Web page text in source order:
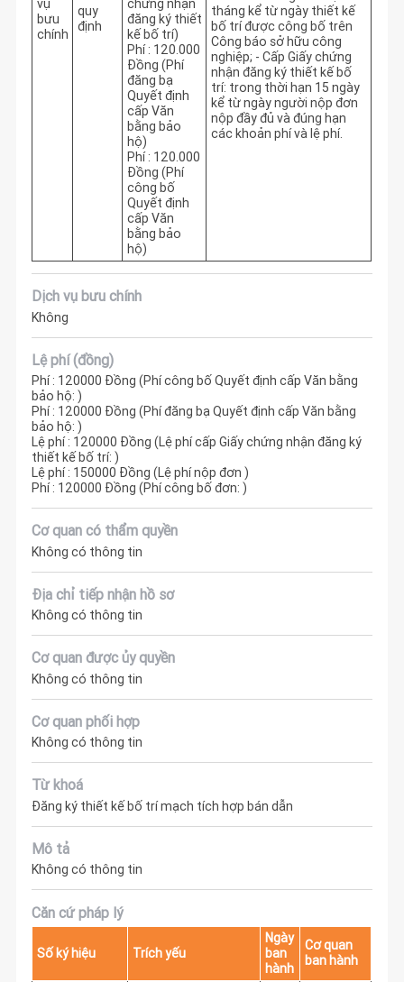
vụ
bưu
chính
quy
định
chứng nhận
đăng ký thiết
kế bố trí)
Phí : 120.000
Đồng (Phí
đăng bạ
Quyết định
cấp Văn
bằng bảo
hộ)
Phí : 120.000
Đồng (Phí
công bố
Quyết định
cấp Văn
bằng bảo
hộ)
tháng kể từ ngày thiết kế
bố trí được công bố trên
Công báo sở hữu công
nghiệp; - Cấp Giấy chứng
nhận đăng ký thiết kế bố
trí: trong thời hạn 15 ngày
kể từ ngày người nộp đơn
nộp đầy đủ và đúng hạn
các khoản phí và lệ phí.
Dịch vụ bưu chính
Không
Lệ phí (đồng)
Phí : 120000 Đồng (Phí công bố Quyết định cấp Văn bằng
bảo hộ: )
Phí : 120000 Đồng (Phí đăng bạ Quyết định cấp Văn bằng
bảo hộ: )
Lệ phí : 120000 Đồng (Lệ phí cấp Giấy chứng nhận đăng ký
thiết kế bố trí: )
Lệ phí : 150000 Đồng (Lệ phí nộp đơn )
Phí : 120000 Đồng (Phí công bố đơn: )
Cơ quan có thẩm quyền
Không có thông tin
Địa chỉ tiếp nhận hồ sơ
Không có thông tin
Cơ quan được ủy quyền
Không có thông tin
Cơ quan phối hợp
Không có thông tin
Từ khoá
Đăng ký thiết kế bố trí mạch tích hợp bán dẫn
Mô tả
Không có thông tin
Căn cứ pháp lý
Số ký hiệu Trích yếu
Ngày
ban
hành
Cơ quan
ban hành